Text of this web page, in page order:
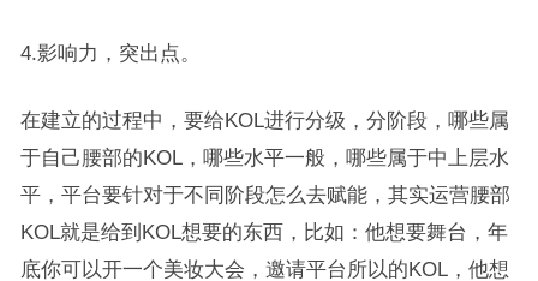
4.影响力，突出点。
在建立的过程中，要给KOL进行分级，分阶段，哪些属
于自己腰部的KOL，哪些水平一般，哪些属于中上层水
平，平台要针对于不同阶段怎么去赋能，其实运营腰部
KOL就是给到KOL想要的东西，比如：他想要舞台，年
底你可以开一个美妆大会，邀请平台所以的KOL，他想